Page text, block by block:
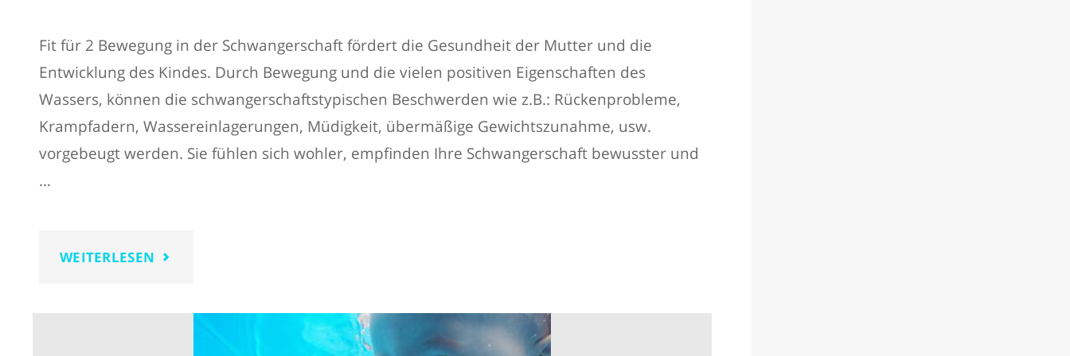
Fit für 2 Bewegung in der Schwangerschaft fördert die Gesundheit der Mutter und die
Entwicklung des Kindes. Durch Bewegung und die vielen positiven Eigenschaften des
Wassers, können die schwangerschaftstypischen Beschwerden wie z.B.: Rückenprobleme,
Krampfadern, Wassereinlagerungen, Müdigkeit, übermäßige Gewichtszunahme, usw.
vorgebeugt werden. Sie fühlen sich wohler, empfinden Ihre Schwangerschaft bewusster und
…
WEITERLESEN "FIT